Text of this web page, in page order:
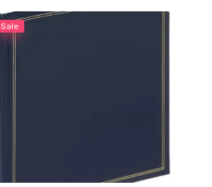
Sale